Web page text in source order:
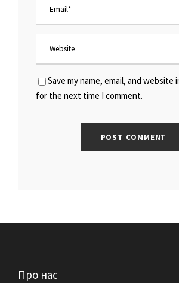
Save my name, email, and website
for the next time I comment.
Про нас